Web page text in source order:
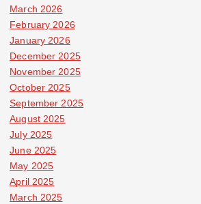
March 2026
February 2026
January 2026
December 2025
November 2025
October 2025
September 2025
August 2025
July 2025
June 2025
May 2025
April 2025
March 2025